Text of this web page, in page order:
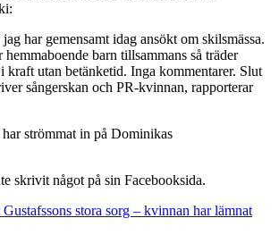
har gemensamt idag ansökt om skilsmässa.
barn tillsammans så träder
kraft utan betänketid. Inga kommentarer. Slut
sångerskan och PR-kvinnan, rapporterar
strömmat in på Dominikas
skrivit något på sin Facebooksida.
stora sorg – kvinnan har lämnat